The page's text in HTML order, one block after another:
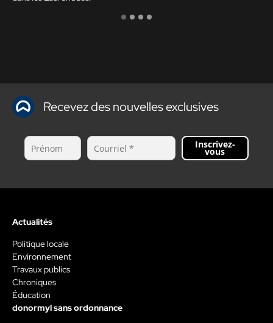
Recevez des nouvelles exclusives
Inscrivez-
vous
Actualités
Politique locale
Environnement
Travaux publics
Chroniques
Éducation
donormyl sans ordonnance